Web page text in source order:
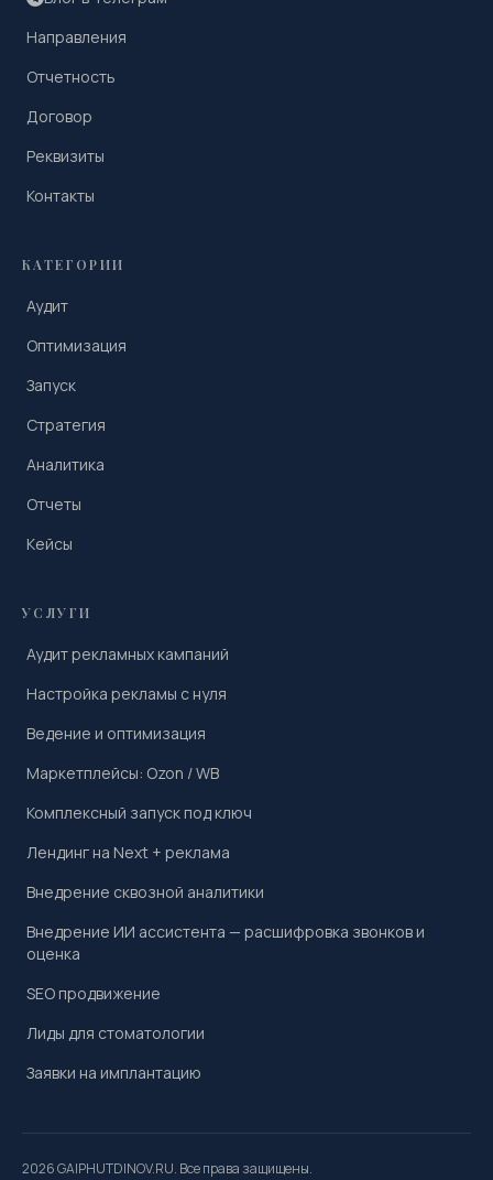
Направления
Отчетность
Договор
Реквизиты
Контакты
КАТЕГОРИИ
Аудит
Оптимизация
Запуск
Стратегия
Аналитика
Отчеты
Кейсы
УСЛУГИ
Аудит рекламных кампаний
Настройка рекламы с нуля
Ведение и оптимизация
Маркетплейсы: Ozon / WB
Комплексный запуск под ключ
Лендинг на Next + реклама
Внедрение сквозной аналитики
Внедрение ИИ ассистента — расшифровка звонков и
оценка
SEO продвижение
Лиды для стоматологии
Заявки на имплантацию
2026 GAIPHUTDINOV.RU. Все права защищены.